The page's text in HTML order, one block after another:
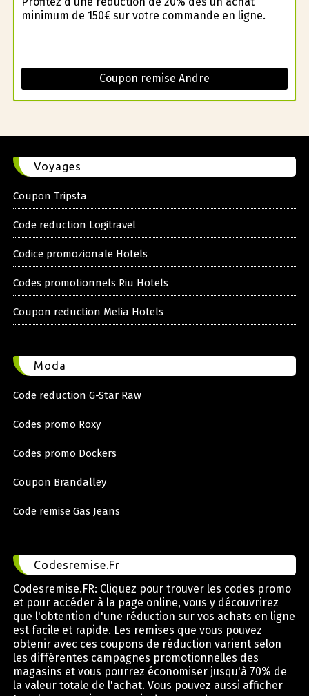
minimum de 150€ sur votre commande en ligne.
Coupon remise Andre
Voyages
Coupon Tripsta
Code reduction Logitravel
Codice promozionale Hotels
Codes promotionnels Riu Hotels
Coupon reduction Melia Hotels
Moda
Code reduction G-Star Raw
Codes promo Roxy
Codes promo Dockers
Coupon Brandalley
Code remise Gas Jeans
Codesremise.Fr
Codesremise.FR: Cliquez pour trouver les codes promo
et pour accéder à la page online, vous y découvrirez
que l'obtention d'une réduction sur vos achats en ligne
est facile et rapide. Les remises que vous pouvez
obtenir avec ces coupons de réduction varient selon
les différentes campagnes promotionnelles des
magasins et vous pourrez économiser jusqu'à 70% de
la valeur totale de l'achat. Vous pouvez aussi afficher